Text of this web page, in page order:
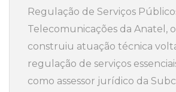
Regulação de Serviços
Telecomunicações da Anatel,
construiu atuação técnica
regulação de serviços
como assessor jurídico da